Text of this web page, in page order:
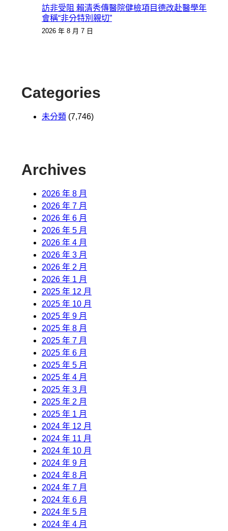
訪非受阻 賴清秀傳醫院健檢項目德改赴醫學年
會稱“非分特別親切”
2026 年 8 月 7 日
Categories
未分類 (7,746)
Archives
2026 年 8 月
2026 年 7 月
2026 年 6 月
2026 年 5 月
2026 年 4 月
2026 年 3 月
2026 年 2 月
2026 年 1 月
2025 年 12 月
2025 年 10 月
2025 年 9 月
2025 年 8 月
2025 年 7 月
2025 年 6 月
2025 年 5 月
2025 年 4 月
2025 年 3 月
2025 年 2 月
2025 年 1 月
2024 年 12 月
2024 年 11 月
2024 年 10 月
2024 年 9 月
2024 年 8 月
2024 年 7 月
2024 年 6 月
2024 年 5 月
2024 年 4 月